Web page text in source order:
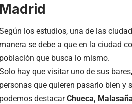
Madrid
Según los estudios, una de las
manera se debe a que en la ciudad
población que busca lo mismo.
Solo hay que visitar uno de sus
personas que quieren pasarlo bien y
podemos destacarChueca,